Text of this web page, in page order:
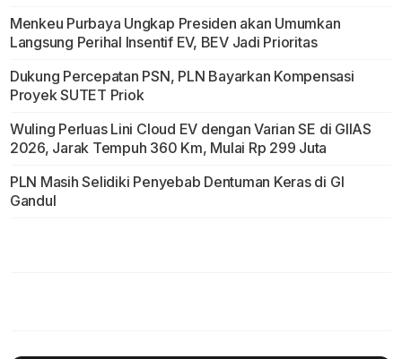
Menkeu Purbaya Ungkap Presiden akan Umumkan
Langsung Perihal Insentif EV, BEV Jadi Prioritas
Dukung Percepatan PSN, PLN Bayarkan Kompensasi
Proyek SUTET Priok
Wuling Perluas Lini Cloud EV dengan Varian SE di GIIAS
2026, Jarak Tempuh 360 Km, Mulai Rp 299 Juta
PLN Masih Selidiki Penyebab Dentuman Keras di GI
Gandul